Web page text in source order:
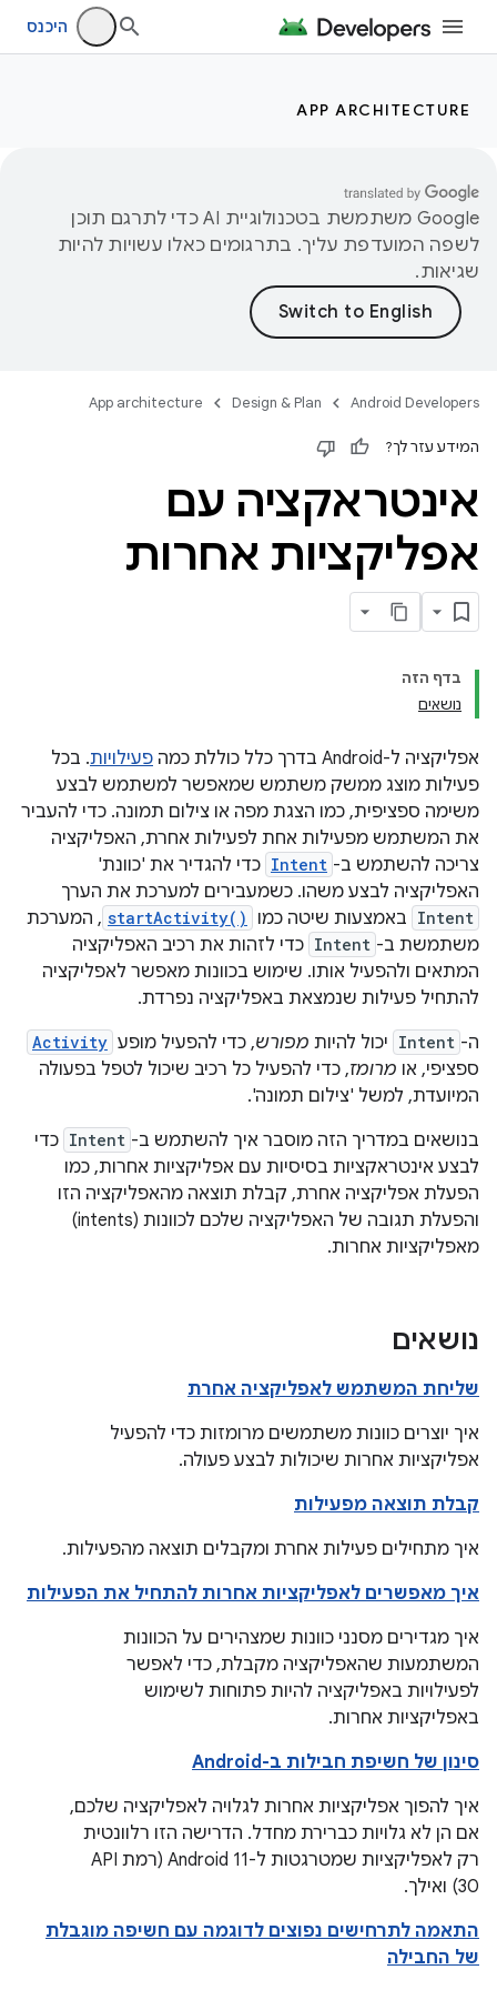
היכנס
APP ARCHITECTURE
‫Google משתמשת בטכנולוגיית AI כדי לתרגם תוכן
לשפה המועדפת עליך. בתרגומים כאלו עשויות להיות
שגיאות.
Android Developers
Design & Plan
App architecture
המידע עזר לך?
אינטראקציה עם
אפליקציות אחרות
בדף הזה
נושאים
אפליקציה ל-Android בדרך כלל כוללת כמה פעילויות. בכל
פעילות מוצג ממשק משתמש שמאפשר למשתמש לבצע
משימה ספציפית, כמו הצגת מפה או צילום תמונה. כדי להעביר
את המשתמש מפעילות אחת לפעילות אחרת, האפליקציה
צריכה להשתמש ב- Intent כדי להגדיר את 'כוונת'
האפליקציה לבצע משהו. כשמעבירים למערכת את הערך
Intent באמצעות שיטה כמו startActivity() , המערכת
משתמשת ב- Intent כדי לזהות את רכיב האפליקציה
המתאים ולהפעיל אותו. שימוש בכוונות מאפשר לאפליקציה
להתחיל פעילות שנמצאת באפליקציה נפרדת.
ה- Intent יכול להיות מפורש, כדי להפעיל מופע Activity
ספציפי, או מרומז, כדי להפעיל כל רכיב שיכול לטפל בפעולה
המיועדת, למשל 'צילום תמונה'.
בנושאים במדריך הזה מוסבר איך להשתמש ב- Intent כדי
לבצע אינטראקציות בסיסיות עם אפליקציות אחרות, כמו
הפעלת אפליקציה אחרת, קבלת תוצאה מהאפליקציה הזו
והפעלת תגובה של האפליקציה שלכם לכוונות (intents)
מאפליקציות אחרות.
נושאים
שליחת המשתמש לאפליקציה אחרת
איך יוצרים כוונות משתמשים מרומזות כדי להפעיל
אפליקציות אחרות שיכולות לבצע פעולה.
קבלת תוצאה מפעילות
איך מתחילים פעילות אחרת ומקבלים תוצאה מהפעילות.
איך מאפשרים לאפליקציות אחרות להתחיל את הפעילות
איך מגדירים מסנני כוונות שמצהירים על הכוונות
המשתמעות שהאפליקציה מקבלת, כדי לאפשר
לפעילויות באפליקציה להיות פתוחות לשימוש
באפליקציות אחרות.
סינון של חשיפת חבילות ב-Android
איך להפוך אפליקציות אחרות לגלויה לאפליקציה שלכם,
אם הן לא גלויות כברירת מחדל. הדרישה הזו רלוונטית
רק לאפליקציות שמטרגטות ל-Android 11 (רמת API
30) ואילך.
התאמה לתרחישים נפוצים לדוגמה עם חשיפה מוגבלת
של החבילה